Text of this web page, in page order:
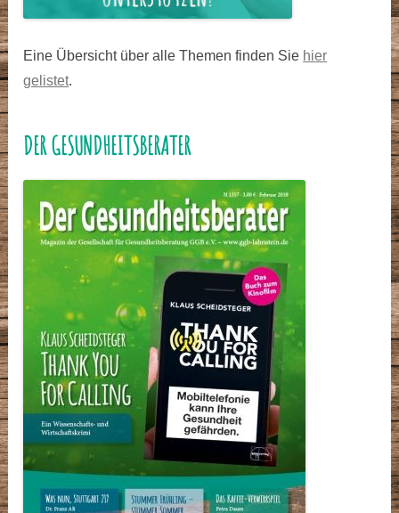
Eine Übersicht über alle Themen finden Sie hier
gelistet.
DER GESUNDHEITSBERATER